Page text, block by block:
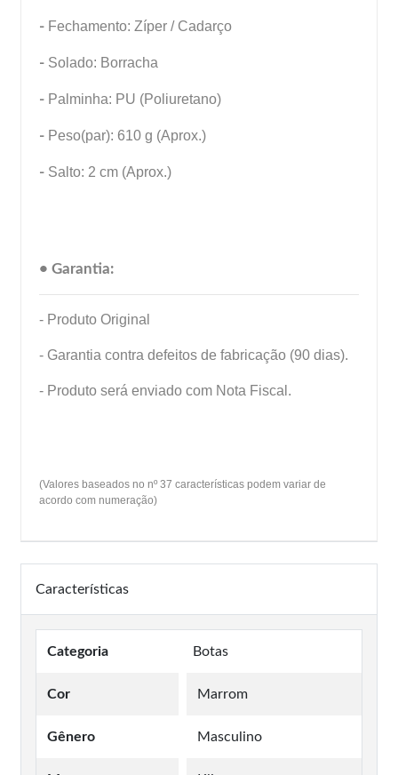
- Fechamento: Zíper / Cadarço
- Solado: Borracha
- Palminha: PU (Poliuretano)
- Peso(par): 610 g (Aprox.)
- Salto: 2 cm (Aprox.)
• Garantia:
- Produto Original
- Garantia contra defeitos de fabricação (90 dias).
- Produto será enviado com Nota Fiscal.
(Valores baseados no nº 37 características podem variar de
acordo com numeração)
Características
Categoria Botas
Cor Marrom
Gênero Masculino